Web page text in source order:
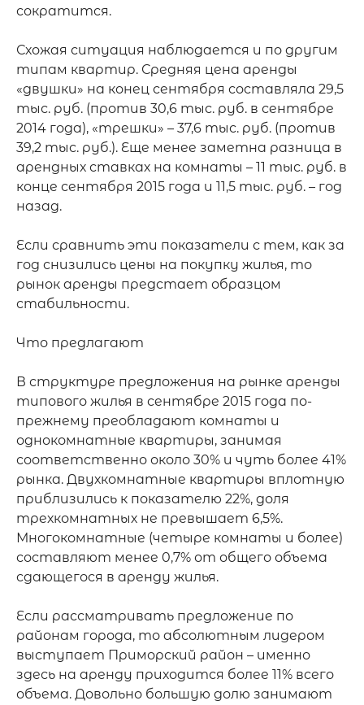
сократится.
Схожая ситуация наблюдается и по другим
типам квартир. Средняя цена аренды
«двушки» на конец сентября составляла 29,5
тыс. руб. (против 30,6 тыс. руб. в сентябре
2014 года), «трешки» – 37,6 тыс. руб. (против
39,2 тыс. руб.). Еще менее заметна разница в
арендных ставках на комнаты – 11 тыс. руб. в
конце сентября 2015 года и 11,5 тыс. руб. – год
назад.
Если сравнить эти показатели с тем, как за
год снизились цены на покупку жилья, то
рынок аренды предстает образцом
стабильности.
Что предлагают
В структуре предложения на рынке аренды
типового жилья в сентябре 2015 года по-
прежнему преобладают комнаты и
однокомнатные квартиры, занимая
соответственно около 30% и чуть более 41%
рынка. Двухкомнатные квартиры вплотную
приблизились к показателю 22%, доля
трехкомнатных не превышает 6,5%.
Многокомнатные (четыре комнаты и более)
составляют менее 0,7% от общего объема
сдающегося в аренду жилья.
Если рассматривать предложение по
районам города, то абсолютным лидером
выступает Приморский район – именно
здесь на аренду приходится более 11% всего
объема. Довольно большую долю занимают